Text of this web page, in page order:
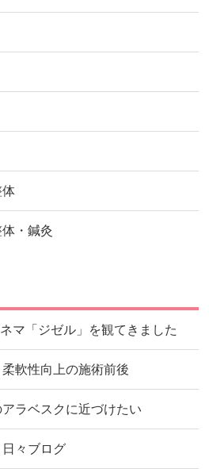
体
・鍼灸
マ「ジゼル」を観てきました
軟性向上の施術前後
ラベスクに近づけたい
々ブログ